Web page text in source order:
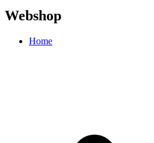
Webshop
Home